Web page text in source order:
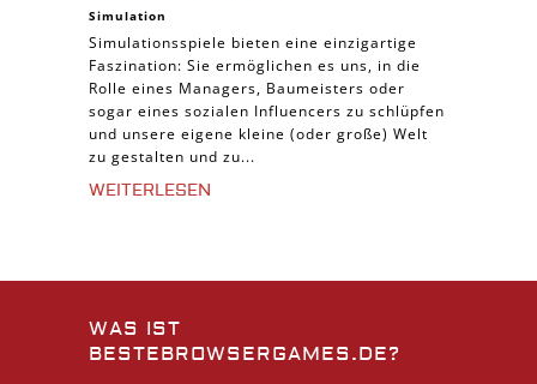
Simulation
Simulationsspiele bieten eine einzigartige
Faszination: Sie ermöglichen es uns, in die
Rolle eines Managers, Baumeisters oder
sogar eines sozialen Influencers zu schlüpfen
und unsere eigene kleine (oder große) Welt
zu gestalten und zu...
WEITERLESEN
WAS IST
BESTEBROWSERGAMES.DE?